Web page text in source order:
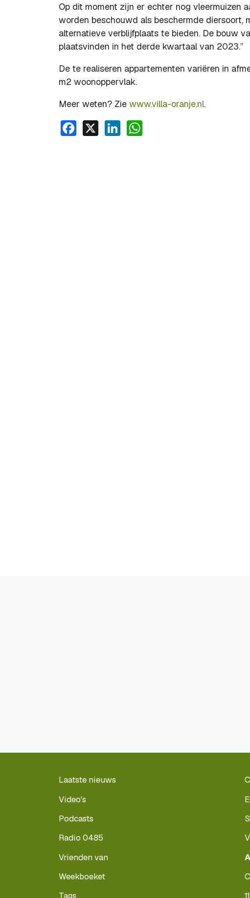
Op dit moment zijn er echter nog vleermuizen
worden beschouwd als beschermde diersoort,
alternatieve verblijfplaats te bieden. De bouw
plaatsvinden in het derde kwartaal van 2023.”
De te realiseren appartementen variëren in
m2 woonoppervlak.
Meer weten? Zie www.villa-oranje.nl.
Facebook
X LinkedIn
Laatste nieuws
Video's
Podcasts
Radio 0485
Vrienden van
Weekboeket
Tags